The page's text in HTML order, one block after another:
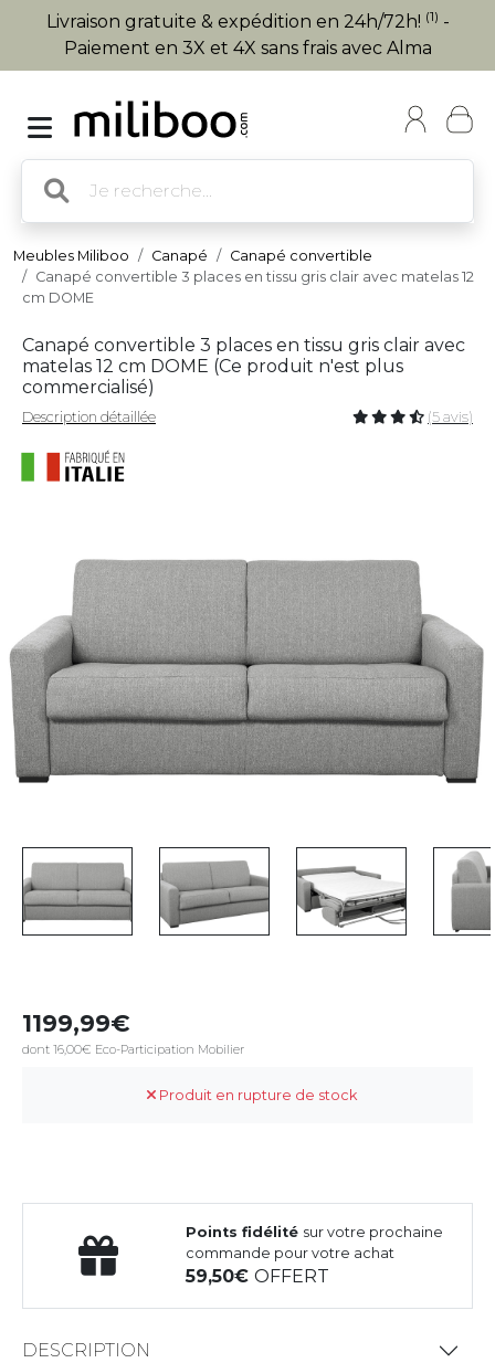
Livraison gratuite & expédition en 24h/72h! (1) -
Paiement en 3X et 4X sans frais avec Alma
Meubles Miliboo Canapé
Canapé convertible
Canapé convertible 3 places en tissu gris clair avec matelas 12
cm DOME
Canapé convertible 3 places en tissu gris clair avec
matelas 12 cm DOME (Ce produit n'est plus
commercialisé)
Description détaillée (5 avis)
1199,99
dont 16,00€ Eco-Participation Mobilier
Produit en rupture de stock
Points fidélité sur votre prochaine
commande pour votre achat
59,50OFFERT
DESCRIPTION